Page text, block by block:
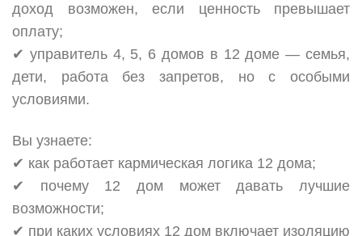
доход возможен, если ценность превышает
оплату;
✔ управитель 4, 5, 6 домов в 12 доме — семья,
дети, работа без запретов, но с особыми
условиями.
Вы узнаете:
✔ как работает кармическая логика 12 дома;
✔ почему 12 дом может давать лучшие
возможности;
✔ при каких условиях 12 дом включает изоляцию